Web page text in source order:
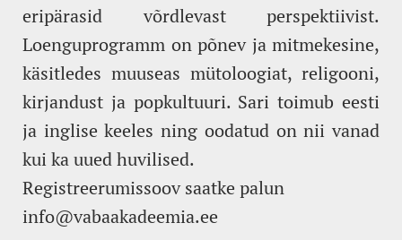
eripärasid võrdlevast perspektiivist.
Loenguprogramm on põnev ja mitmekesine,
käsitledes muuseas mütoloogiat, religooni,
kirjandust ja popkultuuri. Sari toimub eesti
ja inglise keeles ning oodatud on nii vanad
kui ka uued huvilised.
Registreerumissoov saatke palun
info@vabaakadeemia.ee